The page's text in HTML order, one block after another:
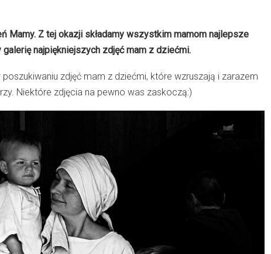
Mamy. Z tej okazji składamy wszystkim mamom najlepsze
najpiękniejszych zdjęć mam z dziećmi.
zdjęć mam z dziećmi, które wzruszają i zarazem
Niektóre zdjęcia na pewno was zaskoczą:)